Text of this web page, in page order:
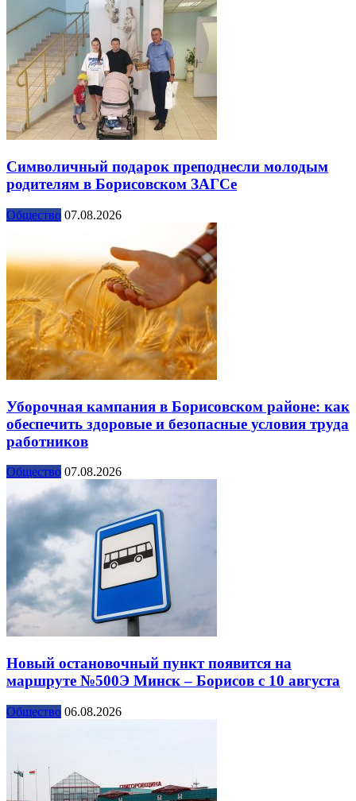
Символичный подарок преподнесли молодым
родителям в Борисовском ЗАГСе
Общество 07.08.2026
Уборочная кампания в Борисовском районе: как
обеспечить здоровые и безопасные условия труда
работников
Общество 07.08.2026
Новый остановочный пункт появится на
маршруте №500Э Минск – Борисов с 10 августа
Общество 06.08.2026